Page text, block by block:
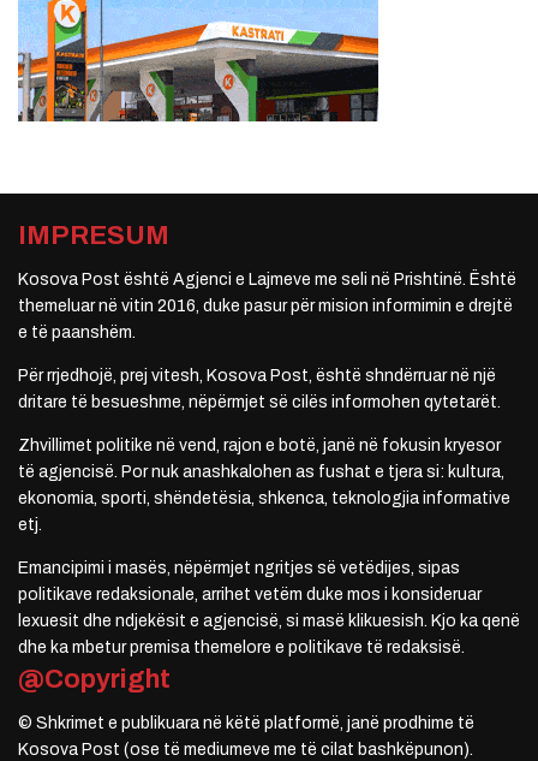
IMPRESUM
Kosova Post është Agjenci e Lajmeve me seli në Prishtinë. Është
themeluar në vitin 2016, duke pasur për mision informimin e drejtë
e të paanshëm.
Për rrjedhojë, prej vitesh, Kosova Post, është shndërruar në një
dritare të besueshme, nëpërmjet së cilës informohen qytetarët.
Zhvillimet politike në vend, rajon e botë, janë në fokusin kryesor
të agjencisë. Por nuk anashkalohen as fushat e tjera si: kultura,
ekonomia, sporti, shëndetësia, shkenca, teknologjia informative
etj.
Emancipimi i masës, nëpërmjet ngritjes së vetëdijes, sipas
politikave redaksionale, arrihet vetëm duke mos i konsideruar
lexuesit dhe ndjekësit e agjencisë, si masë klikuesish. Kjo ka qenë
dhe ka mbetur premisa themelore e politikave të redaksisë.
@Copyright
© Shkrimet e publikuara në këtë platformë, janë prodhime të
Kosova Post (ose të mediumeve me të cilat bashkëpunon).